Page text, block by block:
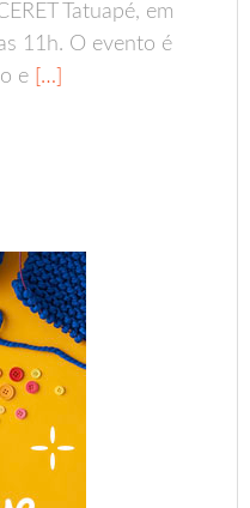
Tatuapé, em
11h. O evento é
e […]